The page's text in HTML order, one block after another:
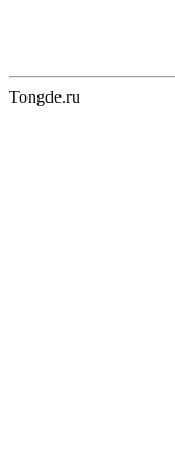
Tongde.ru